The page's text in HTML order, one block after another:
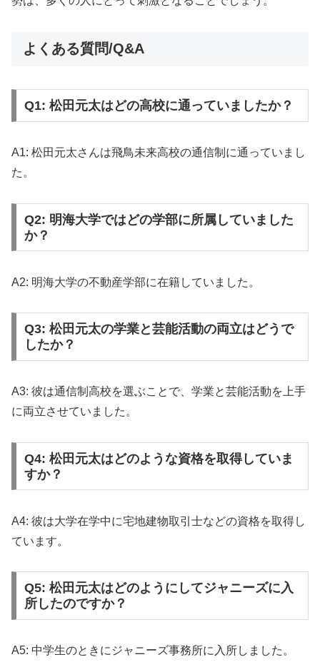
よくある質問/Q&A
Q1: 松田元太はどの高校に通っていましたか？
A1: 松田元太さんは飛鳥未来高校の通信制に通っていまし
た。
Q2: 明海大学ではどの学部に所属していました
か？
A2: 明海大学の不動産学部に在籍していました。
Q3: 松田元太の学業と芸能活動の両立はどうで
したか？
A3: 彼は通信制高校を選ぶことで、学業と芸能活動を上手
に両立させていました。
Q4: 松田元太はどのような資格を取得していま
すか？
A4: 彼は大学在学中に宅地建物取引士などの資格を取得し
ています。
Q5: 松田元太はどのようにしてジャニーズに入
所したのですか？
A5: 中学生のときにジャニーズ事務所に入所しました。